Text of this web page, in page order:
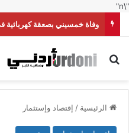
"\n"
وفاة خمسيني بصعقة كهربائية
بحث عن
الرئيسية / إقتصاد وإستثمار